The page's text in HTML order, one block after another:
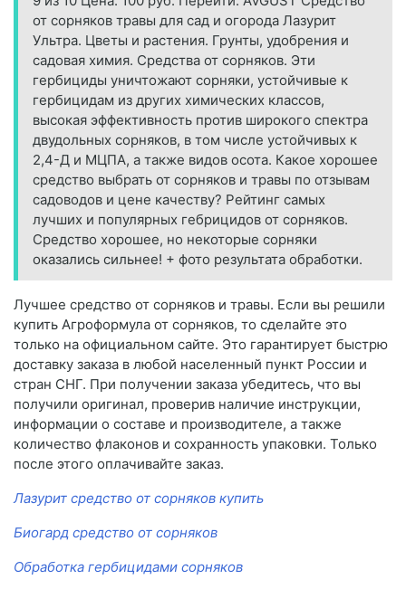
от сорняков травы для сад и огорода Лазурит
Ультра. Цветы и растения. Грунты, удобрения и
садовая химия. Средства от сорняков. Эти
гербициды уничтожают сорняки, устойчивые к
гербицидам из других химических классов,
высокая эффективность против широкого спектра
двудольных сорняков, в том числе устойчивых к
2,4-Д и МЦПА, а также видов осота. Какое хорошее
средство выбрать от сорняков и травы по отзывам
садоводов и цене качеству? Рейтинг самых
лучших и популярных гебрицидов от сорняков.
Средство хорошее, но некоторые сорняки
оказались сильнее! + фото результата обработки.
Лучшее средство от сорняков и травы. Если вы решили
купить Агроформула от сорняков, то сделайте это
только на официальном сайте. Это гарантирует быстрю
доставку заказа в любой населенный пункт России и
стран СНГ. При получении заказа убедитесь, что вы
получили оригинал, проверив наличие инструкции,
информации о составе и производителе, а также
количество флаконов и сохранность упаковки. Только
после этого оплачивайте заказ.
Лазурит средство от сорняков купить
Биогард средство от сорняков
Обработка гербицидами сорняков